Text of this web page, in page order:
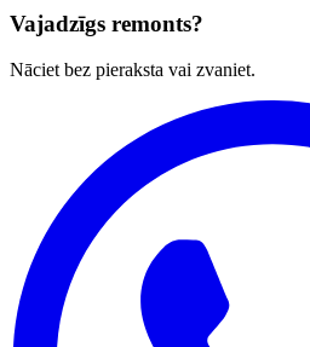
Vajadzīgs remonts?
Nāciet bez pieraksta vai zvaniet.